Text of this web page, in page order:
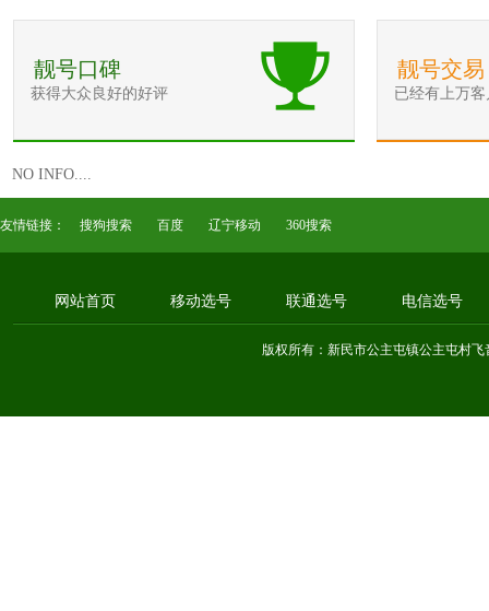
靓号口碑
获得大众良好的好评
靓号交易
已经有上万
NO INFO....
友情链接： 搜狗搜索 百度 辽宁移动 360搜索
网站首页 移动选号 联通选号 电信选号
版权所有：新民市公主屯镇公主屯村